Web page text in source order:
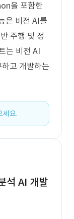
을 포함한
은 비전 AI를
주행 및 정
는 비전 AI
고 개발하는
세요.
석 AI 개발